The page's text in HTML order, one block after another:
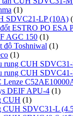
(1)
SDVC21-LP (10A)
ESTRO PO ESA
AGC 150 (1)
độ Toshniwal (1)
(1)
rung CUH
rung CUH
Lenze
DEIF APU-4 (1)
CUH (1)
CUH SDVC31-L